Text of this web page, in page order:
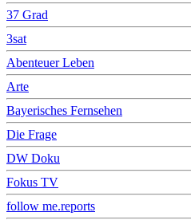
37 Grad
3sat
Abenteuer Leben
Arte
Bayerisches Fernsehen
Die Frage
DW Doku
Fokus TV
follow me.reports